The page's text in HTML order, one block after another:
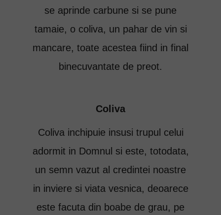
se aprinde carbune si se pune
tamaie, o coliva, un pahar de vin si
mancare, toate acestea fiind in final
binecuvantate de preot.
Coliva
Coliva inchipuie insusi trupul celui
adormit in Domnul si este, totodata,
un semn vazut al credintei noastre
in inviere si viata vesnica, deoarece
este facuta din boabe de grau, pe